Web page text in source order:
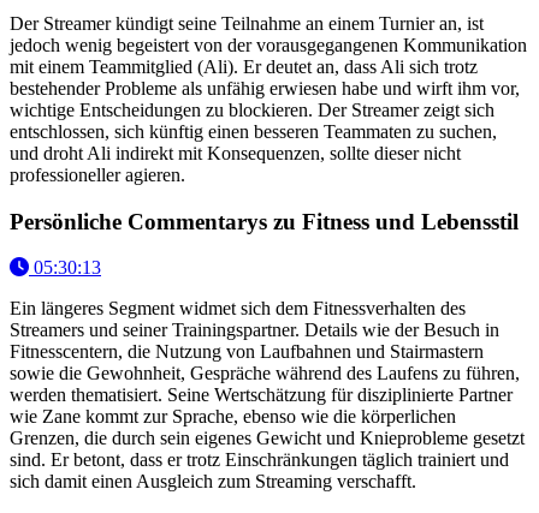
Der Streamer kündigt seine Teilnahme an einem Turnier an, ist
jedoch wenig begeistert von der vorausgegangenen Kommunikation
mit einem Teammitglied (Ali). Er deutet an, dass Ali sich trotz
bestehender Probleme als unfähig erwiesen habe und wirft ihm vor,
wichtige Entscheidungen zu blockieren. Der Streamer zeigt sich
entschlossen, sich künftig einen besseren Teammaten zu suchen,
und droht Ali indirekt mit Konsequenzen, sollte dieser nicht
professioneller agieren.
Persönliche Commentarys zu Fitness und Lebensstil
05:30:13
Ein längeres Segment widmet sich dem Fitnessverhalten des
Streamers und seiner Trainingspartner. Details wie der Besuch in
Fitnesscentern, die Nutzung von Laufbahnen und Stairmastern
sowie die Gewohnheit, Gespräche während des Laufens zu führen,
werden thematisiert. Seine Wertschätzung für disziplinierte Partner
wie Zane kommt zur Sprache, ebenso wie die körperlichen
Grenzen, die durch sein eigenes Gewicht und Knieprobleme gesetzt
sind. Er betont, dass er trotz Einschränkungen täglich trainiert und
sich damit einen Ausgleich zum Streaming verschafft.